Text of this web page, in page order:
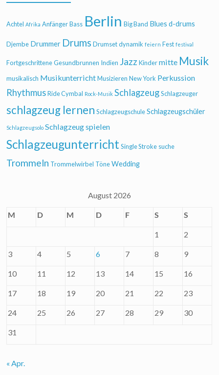
Achtel Afrika Anfänger Bass Berlin Big Band Blues d-drums
Djembe Drummer Drums Drumset dynamik feiern Fest festival
Fortgeschrittene Gesundbrunnen Indien Jazz Kinder mitte Musik
musikalisch Musikunterricht Musizieren New York Perkussion
Rhythmus Ride Cymbal Rock-Musik Schlagzeug Schlagzeuger
schlagzeug lernen Schlagzeugschule Schlagzeugschüler
Schlagzeugsolo Schlagzeug spielen
Schlagzeugunterricht Single Stroke suche
Trommeln Trommelwirbel Töne Wedding
August 2026
M D M D F S S
1 2
3 4 5 6 7 8 9
10 11 12 13 14 15 16
17 18 19 20 21 22 23
24 25 26 27 28 29 30
31
« Apr.